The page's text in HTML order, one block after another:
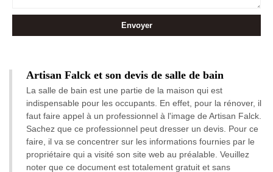
Artisan Falck et son devis de salle de bain
La salle de bain est une partie de la maison qui est
indispensable pour les occupants. En effet, pour la rénover, il
faut faire appel à un professionnel à l'image de Artisan Falck.
Sachez que ce professionnel peut dresser un devis. Pour ce
faire, il va se concentrer sur les informations fournies par le
propriétaire qui a visité son site web au préalable. Veuillez
noter que ce document est totalement gratuit et sans